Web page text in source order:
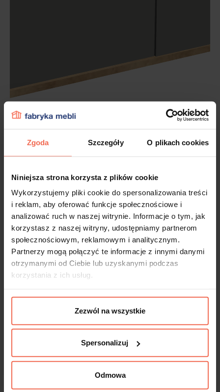
Zgoda Szczegóły O plikach cookies
Niniejsza strona korzysta z plików cookie
Wykorzystujemy pliki cookie do spersonalizowania treści
i reklam, aby oferować funkcje społecznościowe i
analizować ruch w naszej witrynie. Informacje o tym, jak
korzystasz z naszej witryny, udostępniamy partnerom
społecznościowym, reklamowym i analitycznym.
Partnerzy mogą połączyć te informacje z innymi danymi
otrzymanymi od Ciebie lub uzyskanymi podczas
korzystania z ich usług.
Zezwól na wszystkie
Spersonalizuj
Odmowa